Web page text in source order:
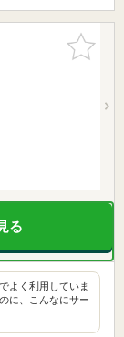
お気に入
りに追加
る
よく利用していま
に、こんなにサー